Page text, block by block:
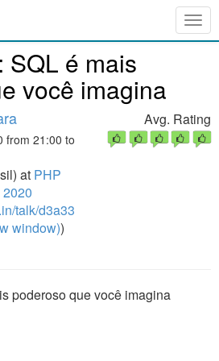
SQL é mais
você imagina
from 21:00 to
at PHP
talk/d3a33
window))
Avg. Rating
poderoso que você imagina